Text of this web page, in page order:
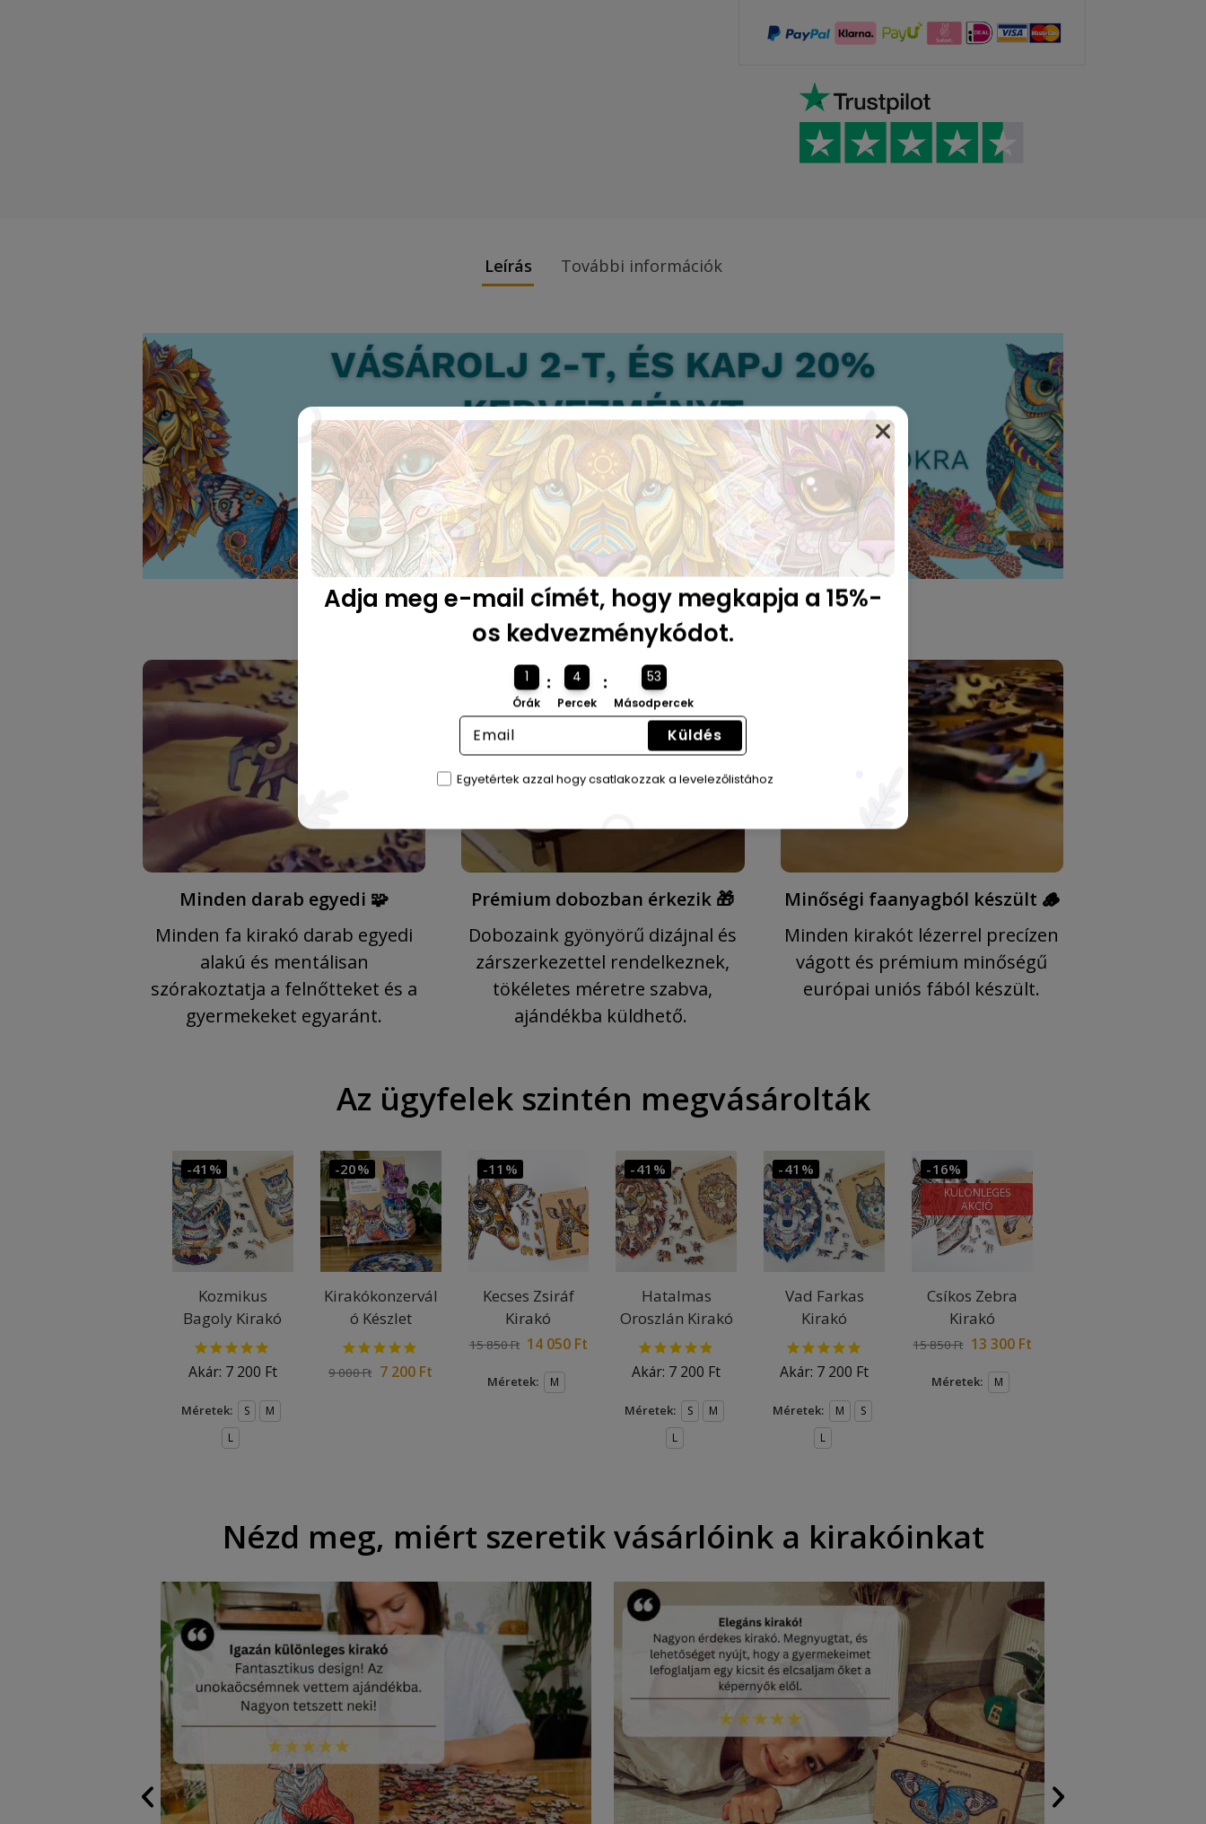
Leírás További információk
Minden darab egyedi 🧩
Minden fa kirakó darab egyedi
alakú és mentálisan
szórakoztatja a felnőtteket és a
gyermekeket egyaránt.
Prémium dobozban érkezik 🎁
Dobozaink gyönyörű dizájnal és
zárszerkezettel rendelkeznek,
tökéletes méretre szabva,
ajándékba küldhető.
Minőségi faanyagból készült 🪵
Minden kirakót lézerrel precízen
vágott és prémium minőségű
európai uniós fából készült.
Az ügyfelek szintén megvásárolták
-41%
Kozmikus
Bagoly Kirakó
Akár: 7 200 Ft
Méretek: S
M
L
-20%
Kirakókonzervál
ó Készlet
9 000Ft 7 200 Ft
-11%
Kecses Zsiráf
Kirakó
15 850Ft 14 050 Ft
Méretek: M
-41%
Hatalmas
Oroszlán Kirakó
Akár: 7 200 Ft
Méretek: S
M
L
-41%
Vad Farkas
Kirakó
Akár: 7 200 Ft
Méretek: M
S
L
-16%
KÜLÖNLEGES
AKCIÓ
Csíkos Zebra
Kirakó
15 850Ft 13 300 Ft
Méretek: M
Nézd meg, miért szeretik vásárlóink a kirakóinkat
Adja meg e-mail címét, hogy megkapja a 15%-
os kedvezménykódot.
1
Órák
: 4
Percek
: 51
Másodpercek
Küldés
Egyetértek azzal hogy csatlakozzak a levelezőlistához